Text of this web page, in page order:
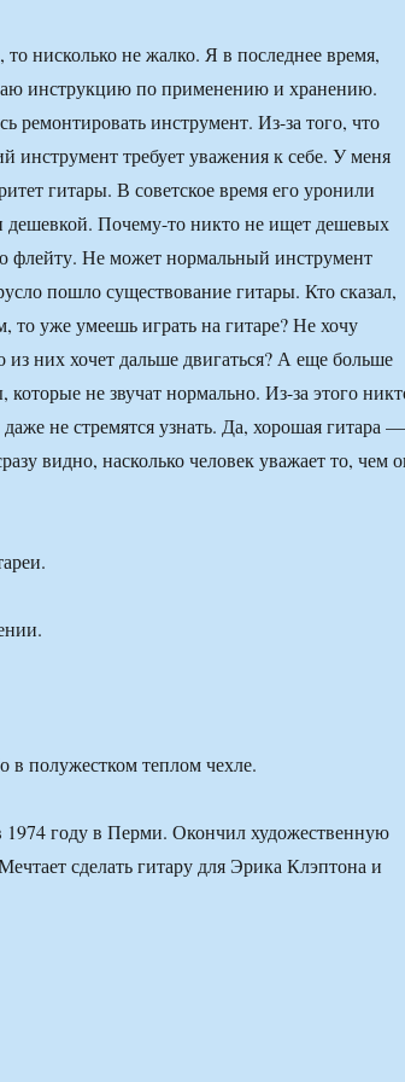
нисколько не жалко. Я в последнее время,
инструкцию по применению и хранению.
ремонтировать инструмент. Из-за того, что
инструмент требует уважения к себе. У меня
гитары. В советское время его уронили
дешевкой. Почему-то никто не ищет дешевых
флейту. Не может нормальный инструмент
пошло существование гитары. Кто сказал,
то уже умеешь играть на гитаре? Не хочу
них хочет дальше двигаться? А еще больше
не звучат нормально. Из-за этого
не стремятся узнать. Да, хорошая гитара —
видно, насколько человек уважает то, чем
в полужестком теплом чехле.
году в Перми. Окончил художественную
сделать гитару для Эрика Клэптона и